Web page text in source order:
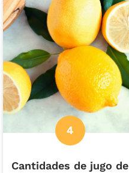
Cantidades de jugo de